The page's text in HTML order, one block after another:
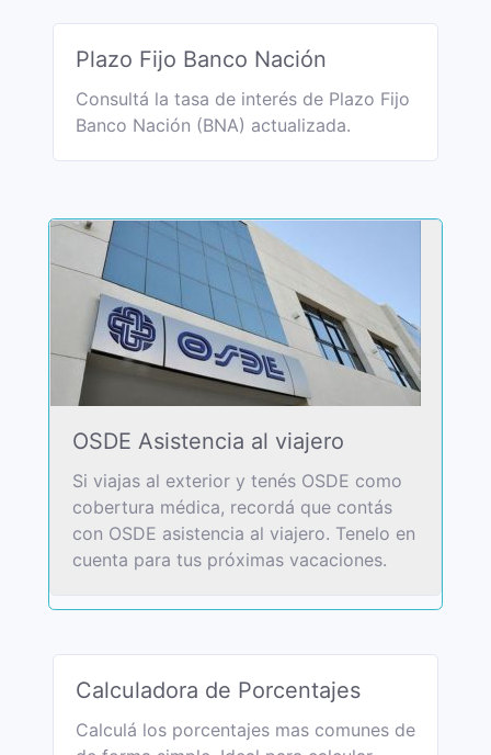
Plazo Fijo Banco Nación
Consultá la tasa de interés de Plazo Fijo
Banco Nación (BNA) actualizada.
OSDE Asistencia al viajero
Si viajas al exterior y tenés OSDE como
cobertura médica, recordá que contás
con OSDE asistencia al viajero. Tenelo en
cuenta para tus próximas vacaciones.
Calculadora de Porcentajes
Calculá los porcentajes mas comunes de